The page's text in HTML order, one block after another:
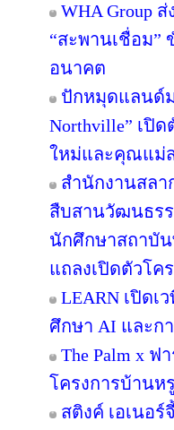
WHA Group
“สะพานเชื่อม”
อนาคต
ปักหมุดแลนด์ม
Northville” เปิ
ใหม่และคุณแม่
สำนักงานสลา
สืบสานวัฒนธร
นักศึกษาสถาบัน
แถลงเปิดตัวโค
LEARN เปิดเ
ศึกษา AI และก
The Palm x
โครงการบ้านห
สติงค์ เอเนอ